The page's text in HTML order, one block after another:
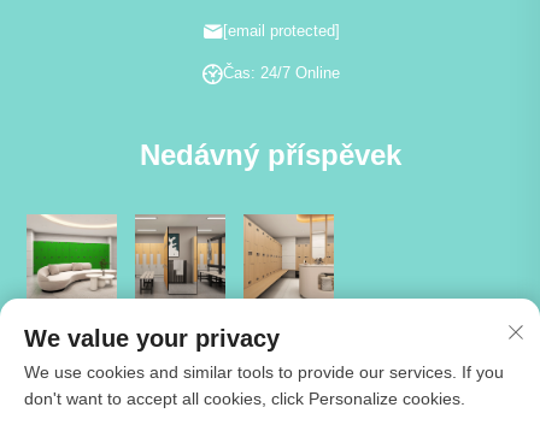
[email protected]
Čas: 24/7 Online
Nedávný příspěvek
We value your privacy
We use cookies and similar tools to provide our services. If you
don't want to accept all cookies, click Personalize cookies.